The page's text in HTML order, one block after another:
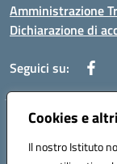
Cookies e
Il nostro Istituto
Amministrazione
Dichiarazione di
Seguici su:
Via Negroni - 87100
Telefono e Fax:
Mail: